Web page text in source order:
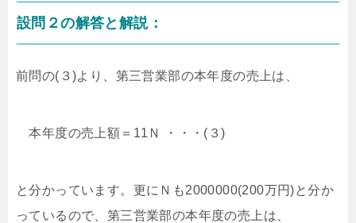
設問２の解答と解説：
前問の(３)より、第三営業部の本年度の売上は、
本年度の売上額＝11Ｎ ・・・(３)
と分かっています。更にＮも2000000(200万円)と分か
っているので、第三営業部の本年度の売上は、